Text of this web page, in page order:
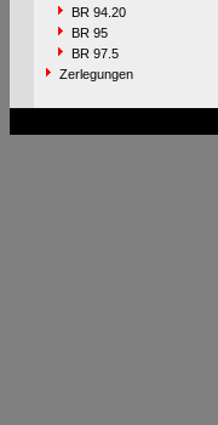
BR 94.20
BR 95
BR 97.5
Zerlegungen